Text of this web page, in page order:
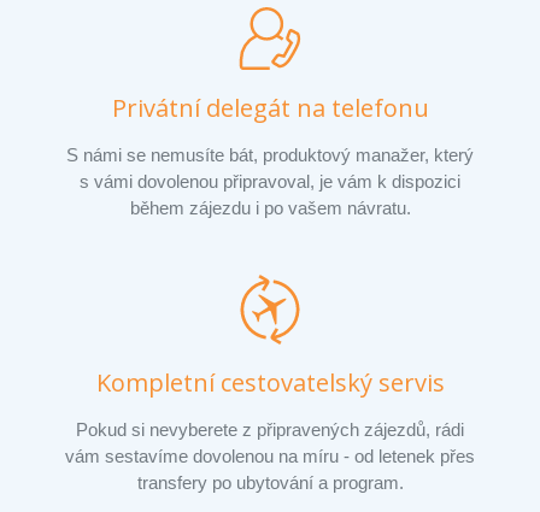
Privátní delegát na telefonu
S námi se nemusíte bát, produktový manažer, který
s vámi dovolenou připravoval, je vám k dispozici
během zájezdu i po vašem návratu.
Kompletní cestovatelský servis
Pokud si nevyberete z připravených zájezdů, rádi
vám sestavíme dovolenou na míru - od letenek přes
transfery po ubytování a program.